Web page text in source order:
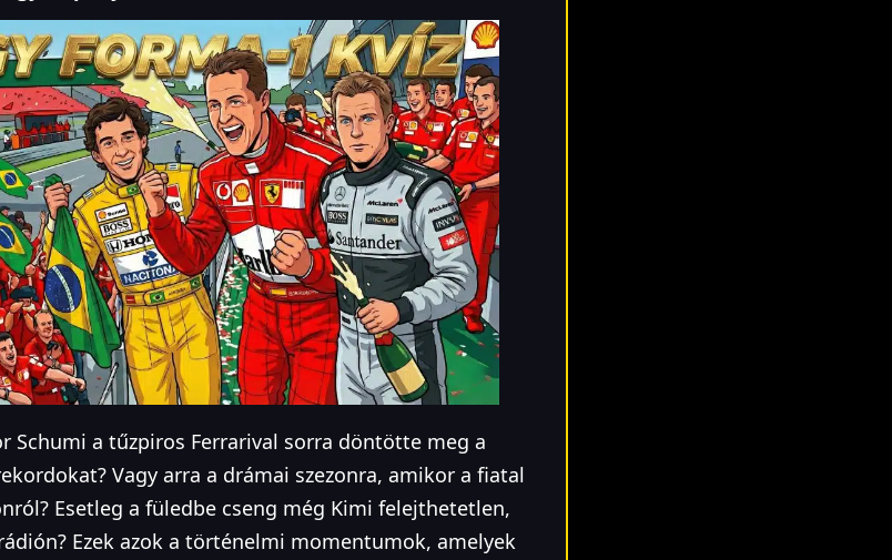
Schumi a tűzpiros Ferrarival sorra döntötte meg a
Vagy arra a drámai szezonra, amikor a fiatal
Esetleg a füledbe cseng még Kimi felejthetetlen,
Ezek azok a történelmi momentumok, amelyek